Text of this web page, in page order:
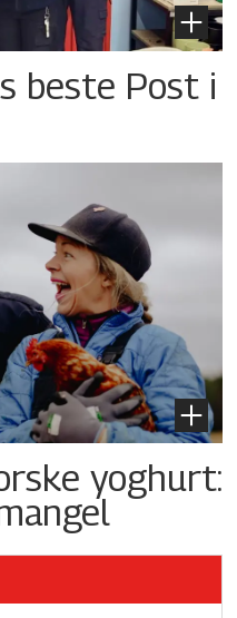
beste Post i
yoghurt: